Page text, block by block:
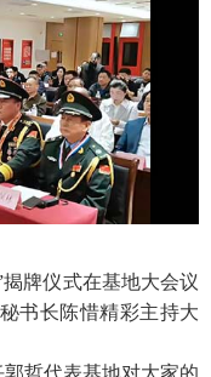
牌仪式在基地大会议
书长陈惜精彩主持大
哲代表基地对大家的